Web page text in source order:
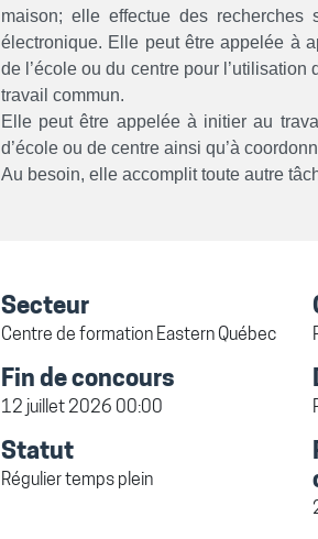
maison; elle effectue des
électronique. Elle peut être appelée à
de l’école ou du centre pour
travail commun.
Elle peut être appelée à initier au
d’école ou de centre ainsi qu’à
Au besoin, elle accomplit toute autre
Secteur
Centre de formation Eastern Québec
Fin de concours
12 juillet 2026 00:00
Statut
Régulier temps plein